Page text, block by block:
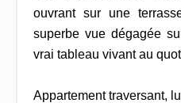
ouvrant sur une
superbe vue dégagée
vrai tableau vivant au
Appartement traversant,